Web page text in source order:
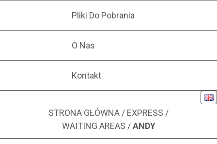
Pliki Do Pobrania
O Nas
Kontakt
STRONA GŁÓWNA / EXPRESS /
WAITING AREAS /ANDY